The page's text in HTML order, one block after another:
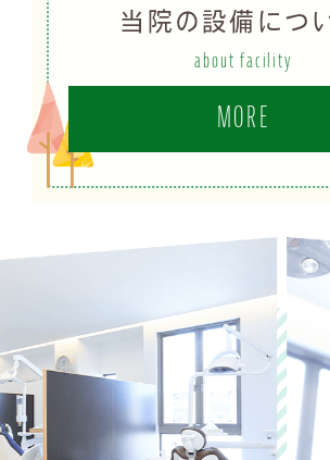
当院の設備につ
about facility
MORE